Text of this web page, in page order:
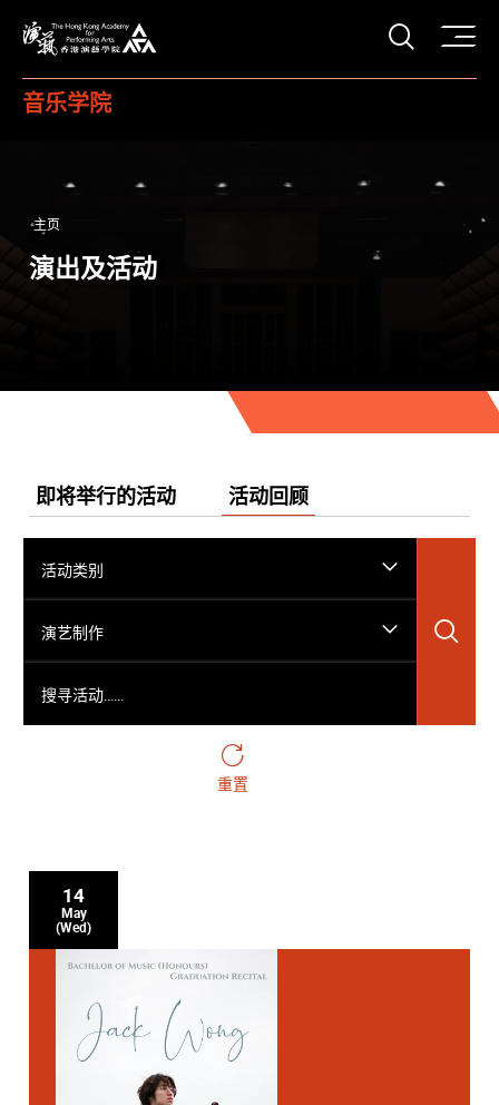
打开
音乐学院
主页
演出及活动
即将举行的活动 活动回顾
活动类别
演艺制作
重置
14
May
(Wed)